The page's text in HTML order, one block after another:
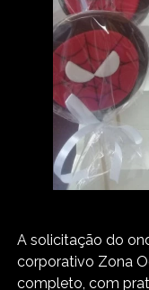
A solicitação do
corporativo Zona
completo, com